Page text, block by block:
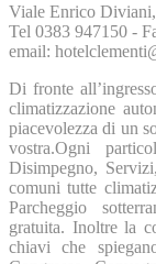
Viale Enrico
Tel 0383 947150 -
email:
Di fronte
climatizzazione
piacevolezza di un
vostra.Ogni
Disimpegno,
comuni tutte
Parcheggio
gratuita. Inoltre la
chiavi che